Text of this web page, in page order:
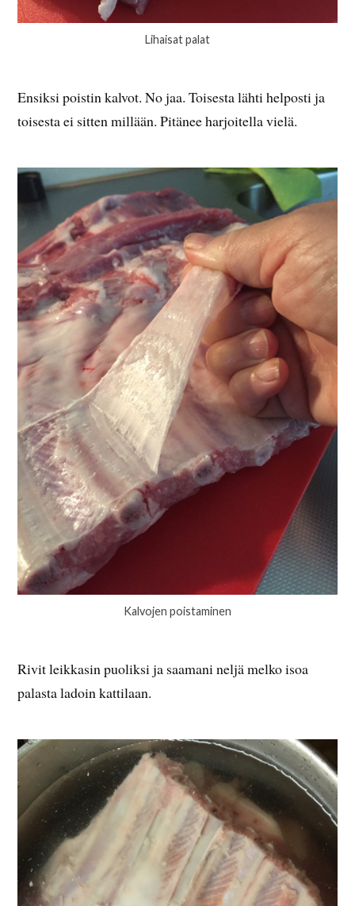
Lihaisat palat
Ensiksi poistin kalvot. No jaa. Toisesta lähti helposti ja
toisesta ei sitten millään. Pitänee harjoitella vielä.
Kalvojen poistaminen
Rivit leikkasin puoliksi ja saamani neljä melko isoa
palasta ladoin kattilaan.